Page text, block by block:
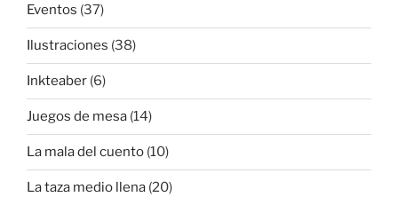
Eventos (37)
Ilustraciones (38)
Inkteaber (6)
Juegos de mesa (14)
La mala del cuento (10)
La taza medio llena (20)